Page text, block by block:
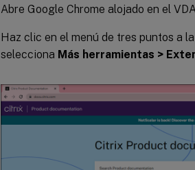
Abre Google Chrome alojado en el
Haz clic en el menú de tres puntos a
selecciona Más herramientas >